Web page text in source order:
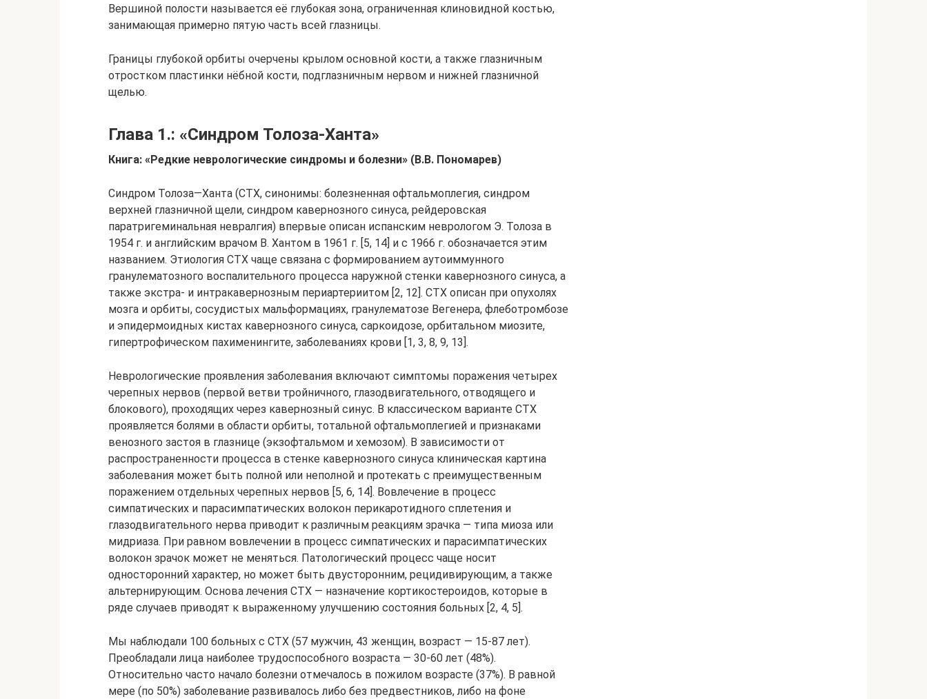
Вершиной полости называется её глубокая зона, ограниченная клиновидной костью,
занимающая примерно пятую часть всей глазницы.
Границы глубокой орбиты очерчены крылом основной кости, а также глазничным
отростком пластинки нёбной кости, подглазничным нервом и нижней глазничной
щелью.
Глава 1.: «Синдром Толоза-Ханта»
Книга: «Редкие неврологические синдромы и болезни» (В.В. Пономарев)
Синдром Толоза—Ханта (СТХ, синонимы: болезненная офтальмоплегия, синдром
верхней глазничной щели, синдром кавернозного синуса, рейдеровская
паратригеминальная невралгия) впервые описан испанским неврологом Э. Толоза в
1954 г. и английским врачом В. Хантом в 1961 г. [5, 14] и с 1966 г. обозначается этим
названием. Этиология СТХ чаще связана с формированием аутоиммунного
гранулематозного воспалительного процесса наружной стенки кавернозного синуса, а
также экстра- и интракавернозным периартериитом [2, 12]. СТХ описан при опухолях
мозга и орбиты, сосудистых мальформациях, гранулематозе Вегенера, флеботромбозе
и эпидермоидных кистах кавернозного синуса, саркоидозе, орбитальном миозите,
гипертрофическом пахименингите, заболеваниях крови [1, 3, 8, 9, 13].
Неврологические проявления заболевания включают симптомы поражения четырех
черепных нервов (первой ветви тройничного, глазодвигательного, отводящего и
блокового), проходящих через кавернозный синус. В классическом варианте СТХ
проявляется болями в области орбиты, тотальной офтальмоплегией и признаками
венозного застоя в глазнице (экзофтальмом и хемозом). В зависимости от
распространенности процесса в стенке кавернозного синуса клиническая картина
заболевания может быть полной или неполной и протекать с преимущественным
поражением отдельных черепных нервов [5, 6, 14]. Вовлечение в процесс
симпатических и парасимпатических волокон перикаротидного сплетения и
глазодвигательного нерва приводит к различным реакциям зрачка — типа миоза или
мидриаза. При равном вовлечении в процесс симпатических и парасимпатических
волокон зрачок может не меняться. Патологический процесс чаще носит
односторонний характер, но может быть двусторонним, рецидивирующим, а также
альтернирующим. Основа лечения СТХ — назначение кортикостероидов, которые в
ряде случаев приводят к выраженному улучшению состояния больных [2, 4, 5].
Мы наблюдали 100 больных с СТХ (57 мужчин, 43 женщин, возраст — 15-87 лет).
Преобладали лица наиболее трудоспособного возраста — 30-60 лет (48%).
Относительно часто начало болезни отмечалось в пожилом возрасте (37%). В равной
мере (по 50%) заболевание развивалось либо без предвестников, либо на фоне